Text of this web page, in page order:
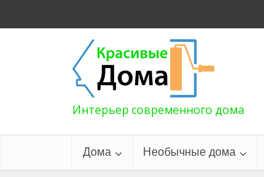
Интерьер современного дома
Дома Необычные дома